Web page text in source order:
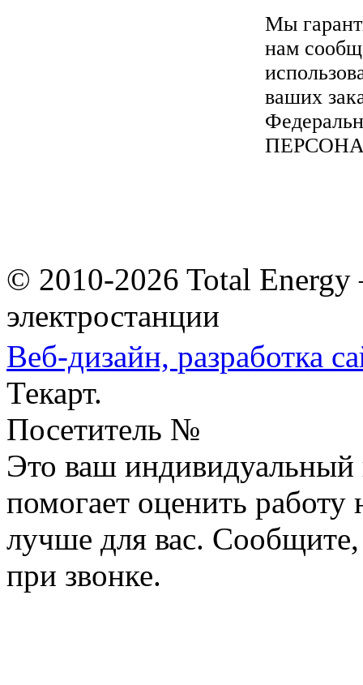
Мы
нам
ваших
© 2010-2026 Total
электростанции
Веб-дизайн, разработка
Текарт.
Посетитель №
Это ваш
помогает оценить работу
лучше для вас.
при звонке.